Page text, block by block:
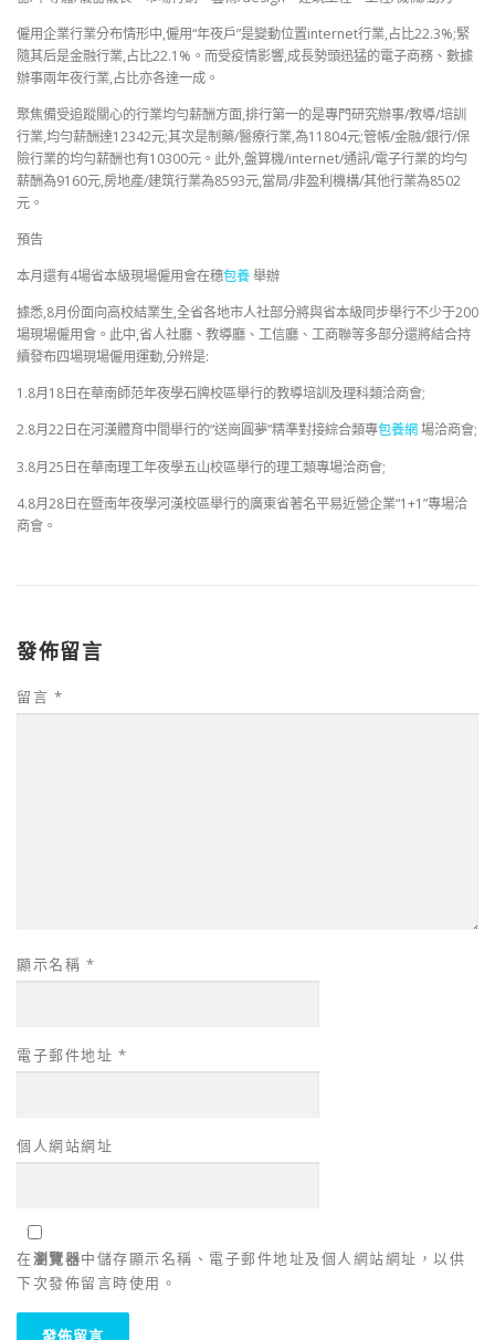
僱用企業行業分布情形中,僱用“年夜戶”是變動位置internet行業,占比22.3%;緊
隨其后是金融行業,占比22.1%。而受疫情影響,成長勢頭迅猛的電子商務、數據
辦事兩年夜行業,占比亦各達一成。
聚焦備受追蹤關心的行業均勻薪酬方面,排行第一的是專門研究辦事/教導/培訓
行業,均勻薪酬達12342元;其次是制藥/醫療行業,為11804元;管帳/金融/銀行/保
險行業的均勻薪酬也有10300元。此外,盤算機/internet/通訊/電子行業的均勻
薪酬為9160元,房地產/建筑行業為8593元,當局/非盈利機構/其他行業為8502
元。
預告
本月還有4場省本級現場僱用會在穗包養舉辦
據悉,8月份面向高校結業生,全省各地市人社部分將與省本級同步舉行不少于200
場現場僱用會。此中,省人社廳、教導廳、工信廳、工商聯等多部分還將結合持
續發布四場現場僱用運動,分辨是:
1.8月18日在華南師范年夜學石牌校區舉行的教導培訓及理科類洽商會;
2.8月22日在河漢體育中間舉行的“送崗圓夢”精準對接綜合類專包養網場洽商會;
3.8月25日在華南理工年夜學五山校區舉行的理工類專場洽商會;
4.8月28日在暨南年夜學河漢校區舉行的廣東省著名平易近營企業“1+1”專場洽
商會。
發佈留言
留言 *
顯示名稱 *
電子郵件地址 *
個人網站網址
在瀏覽器中儲存顯示名稱、電子郵件地址及個人網站網址，以供
下次發佈留言時使用。